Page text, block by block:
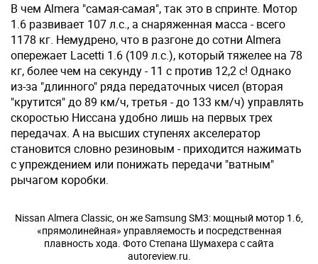
В чем Almera "самая-самая", так это в спринте. Мотор
1.6 развивает 107 л.с., а снаряженная масса - всего
1178 кг. Немудрено, что в разгоне до сотни Almera
опережает Lacetti 1.6 (109 л.с.), который тяжелее на 78
кг, более чем на секунду - 11 с против 12,2 с! Однако
из-за "длинного" ряда передаточных чисел (вторая
"крутится" до 89 км/ч, третья - до 133 км/ч) управлять
скоростью Ниссана удобно лишь на первых трех
передачах. А на высших ступенях акселератор
становится словно резиновым - приходится нажимать
с упреждением или понижать передачи "ватным"
рычагом коробки.
Nissan Almera Classic, он же Samsung SM3: мощный мотор 1.6,
«прямолинейная» управляемость и посредственная
плавность хода. Фото Степана Шумахера с сайта
autoreview.ru.